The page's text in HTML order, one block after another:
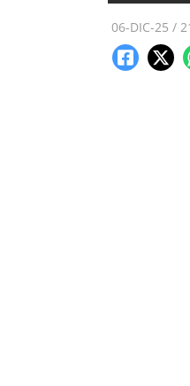
06-DIC-25 /